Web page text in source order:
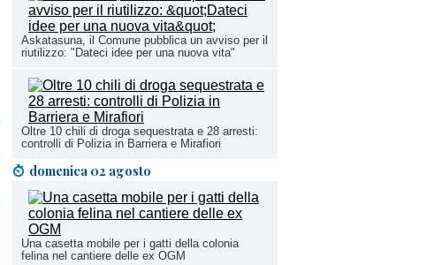
Askatasuna, il Comune pubblica un avviso per il
riutilizzo: "Dateci idee per una nuova vita"
Oltre 10 chili di droga sequestrata e 28 arresti:
controlli di Polizia in Barriera e Mirafiori
domenica 02 agosto
Una casetta mobile per i gatti della colonia
felina nel cantiere delle ex OGM